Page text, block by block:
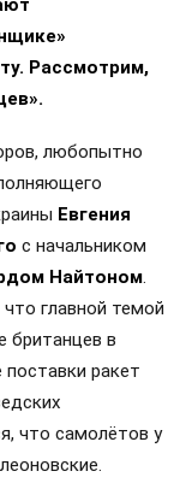
Рассмотрим,
любопытно
Евгения
с начальником
Найтоном.
главной темой
британцев в
ракет
что самолётов у